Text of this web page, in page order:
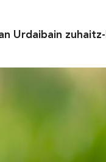
Urdaibain